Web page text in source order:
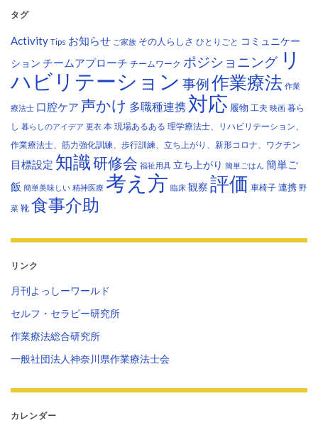
タグ
Activity Tips お知らせ ご家族 その人らしさ ひとりごと コミュニケー
ション チームアプローチ チームワーク ポジショニング リ
ハビリテーション 事例作業療法 作業
療法士 口腔ケア 声かけ 多職種連携 対応 履物 工夫 映画 暮ら
し 暮らしのアイデア 更衣 本 現場あるある 理学療法士、リハビリテーション、
作業療法士、筋力強化訓練、歩行訓練、立ち上がり、新形コロナ、ワクチン
目標設定 知識研修会 福祉用具 立ち上がり 簡単ごはん 簡単ご
飯 簡単美味しい 精神医療 考え方 臨床 観察 評価 車椅子 連携 野
菜 靴 食事介助
リンク
月刊よっしーワールド
セルフ・セラピー研究所
作業療法総合研究所
一般社団法人神奈川県作業療法士会
カレンダー